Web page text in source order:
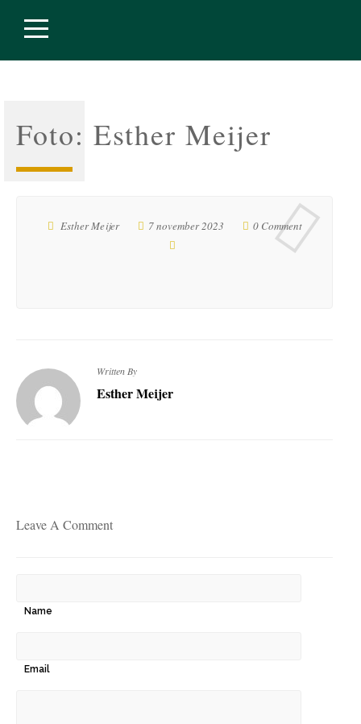
Foto: Esther Meijer
Esther Meijer 7 november 2023 0 Comment
Written By
Esther Meijer
Leave A Comment
Name
Email